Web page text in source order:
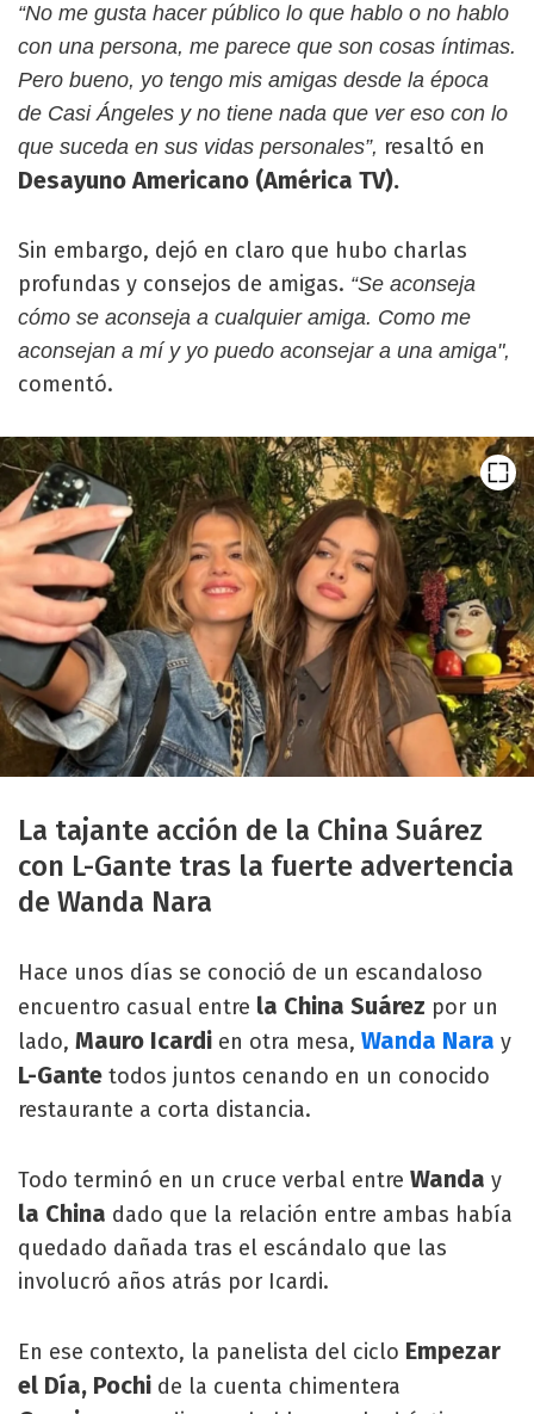
“No me gusta hacer público lo que hablo o no hablo
con una persona, me parece que son cosas íntimas.
Pero bueno, yo tengo mis amigas desde la época
de Casi Ángeles y no tiene nada que ver eso con lo
que suceda en sus vidas personales”, resaltó en
Desayuno Americano (América TV).
Sin embargo, dejó en claro que hubo charlas
profundas y consejos de amigas. “Se aconseja
cómo se aconseja a cualquier amiga. Como me
aconsejan a mí y yo puedo aconsejar a una amiga",
comentó.
La tajante acción de la China Suárez
con L-Gante tras la fuerte advertencia
de Wanda Nara
Hace unos días se conoció de un escandaloso
encuentro casual entre la China Suárez por un
lado, Mauro Icardi en otra mesa, Wanda Nara y
L-Gante todos juntos cenando en un conocido
restaurante a corta distancia.
Todo terminó en un cruce verbal entre Wanda y
la China dado que la relación entre ambas había
quedado dañada tras el escándalo que las
involucró años atrás por Icardi.
En ese contexto, la panelista del ciclo Empezar
el Día, Pochi de la cuenta chimentera